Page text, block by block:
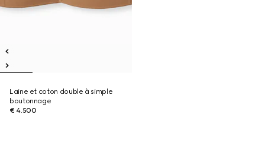
Laine et coton double à simple
boutonnage
€ 4.500